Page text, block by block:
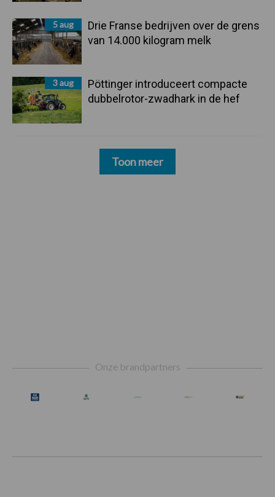
5 aug
Drie Franse bedrijven over de grens
van 14.000 kilogram melk
3 aug
Pöttinger introduceert compacte
dubbelrotor-zwadhark in de hef
Toon meer
Onze brandpartners